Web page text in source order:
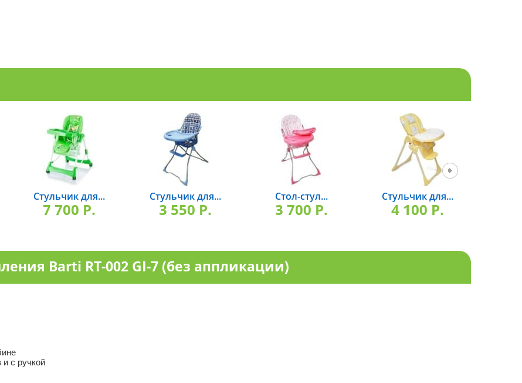
Стульчик для...
7 700 P.
Стульчик для...
3 550 P.
Стол-стул...
3 700 P.
Стульчик для...
4 100 P.
Barti RT-002 GI-7 (без аппликации)
с ручкой